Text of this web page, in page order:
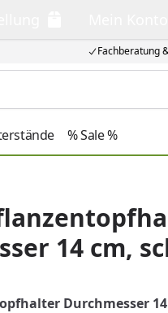
Fachberatung
% Sale %
14 cm,
Durchmesser 14